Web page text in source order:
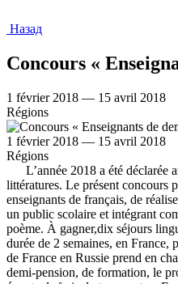
Назад
Concours «
1 février 2018 — 15 avril 2018
Régions
1 février 2018 — 15 avril 2018
Régions
L’année 2018 a été déclarée
littératures. Le présent concours
enseignants de français, de
un public scolaire et intégrant
poème. À gagner,dix séjours
durée de 2 semaines, en France,
de France en Russie prend en
demi-pension, de formation, le